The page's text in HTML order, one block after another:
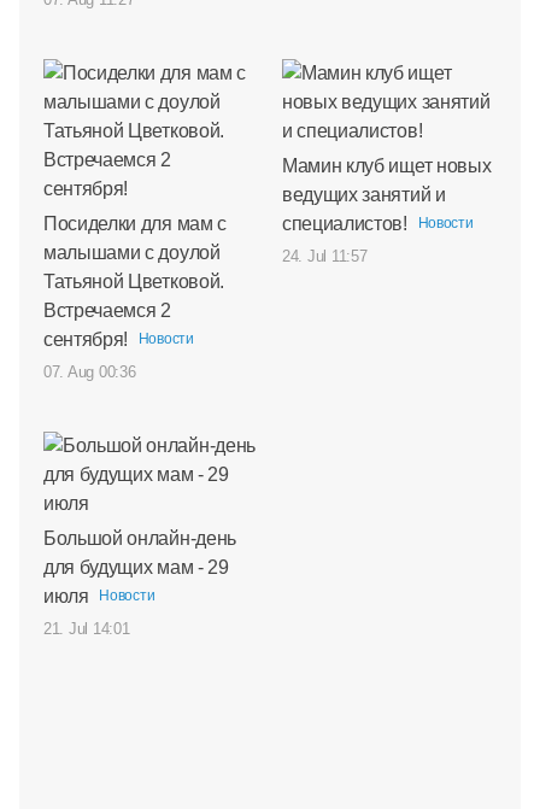
Посиделки для мам с
малышами с доулой
Татьяной Цветковой.
Встречаемся 2
сентября!
Новости
07. Aug 00:36
Мамин клуб ищет новых
ведущих занятий и
специалистов!
Новости
24. Jul 11:57
Большой онлайн-день
для будущих мам - 29
июля
Новости
21. Jul 14:01